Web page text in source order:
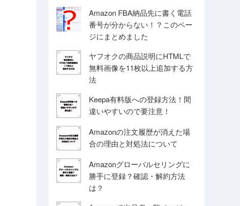
Amazon FBA納品先に書く電話
番号が分からない！？このペー
ジにまとめました
ヤフオクの商品説明にHTMLで
無料画像を11枚以上追加する方
法
Keepa有料版への登録方法！間
違いやすいので要注意！
Amazonの注文履歴が消えた場
合の理由と対処法について
Amazonグローバルセリングに
勝手に登録？確認・解約方法
は？